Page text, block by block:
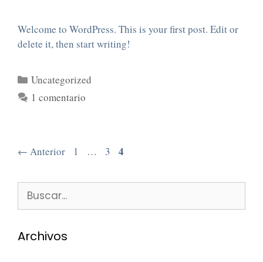
Welcome to WordPress. This is your first post. Edit or
delete it, then start writing!
Uncategorized
1 comentario
← Anterior 1 … 3 4
Archivos